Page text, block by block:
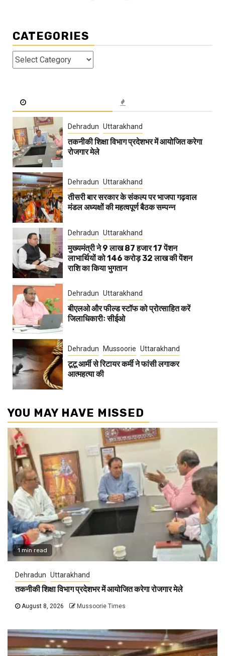
CATEGORIES
Categories
Dehradun Uttarakhand
तकनीकी शिक्षा विभाग प्रदेशभर में आयोजित करेगा
रोजगार मेले
Dehradun Uttarakhand
तीसरी बार सरकार के संकल्प पर भाजपा गढ़वाल
मंडल अध्यक्षों की महत्वपूर्ण बैठक सम्पन्न
Dehradun Uttarakhand
मुख्यमंत्री ने 9 लाख 87 हजार 17 पेंशन
लाभार्थियों को 146 करोड़ 32 लाख की पेंशन
राशि का किया भुगतान
Dehradun Uttarakhand
बीएलओ और फील्ड स्टॉफ को प्रोत्साहित करें
जिलाधिकारीः सीईओ
Dehradun Mussoorie Uttarakhand
टूटू आर्मी से रिटायर कर्मी ने फांसी लगाकर
आत्महत्या की
YOU MAY HAVE MISSED
1 min read
Dehradun Uttarakhand
तकनीकी शिक्षा विभाग प्रदेशभर में आयोजित करेगा रोजगार मेले
August 8, 2026 Mussoorie Times